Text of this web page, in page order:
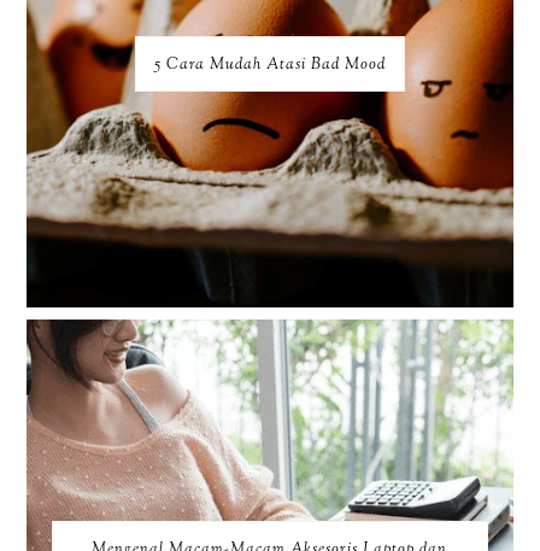
5 Cara Mudah Atasi Bad Mood